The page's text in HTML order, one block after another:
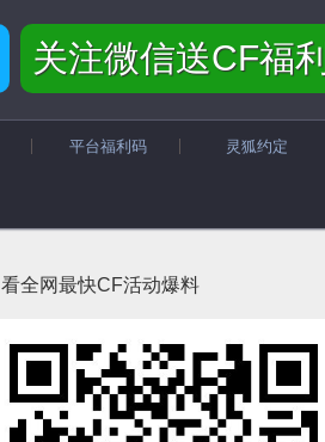
关注微信送CF福利
平台福利码 灵狐约定
看全网最快CF活动爆料